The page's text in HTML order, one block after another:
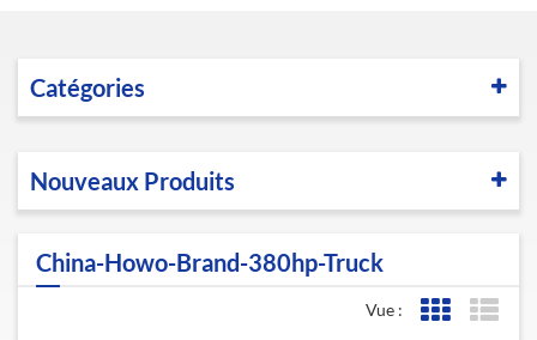
Catégories
Nouveaux Produits
China-Howo-Brand-380hp-Truck
Vue : Affichage